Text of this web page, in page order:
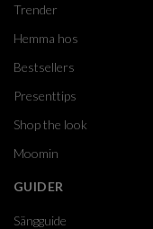
Trender
Hemma hos
Bestsellers
Presenttips
Shop the look
Moomin
GUIDER
Sängguide